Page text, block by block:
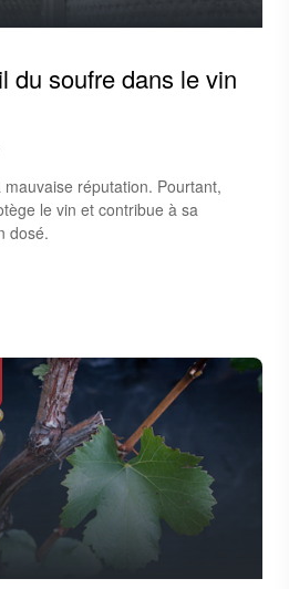
du soufre dans le vin
réputation. Pourtant,
le vin et contribue à sa
dosé.